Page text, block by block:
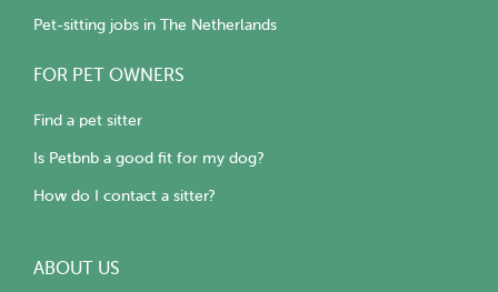
Pet-sitting jobs in The Netherlands
FOR PET OWNERS
Find a pet sitter
Is Petbnb a good fit for my dog?
How do I contact a sitter?
ABOUT US